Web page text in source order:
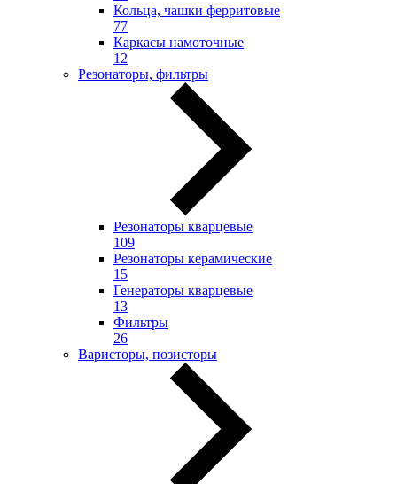
Кольца, чашки ферритовые
77
Каркасы намоточные
12
Резонаторы, фильтры
Резонаторы кварцевые
109
Резонаторы керамические
15
Генераторы кварцевые
13
Фильтры
26
Варисторы, позисторы